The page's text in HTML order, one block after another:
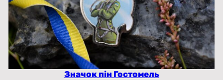
Значок пін Гостомель